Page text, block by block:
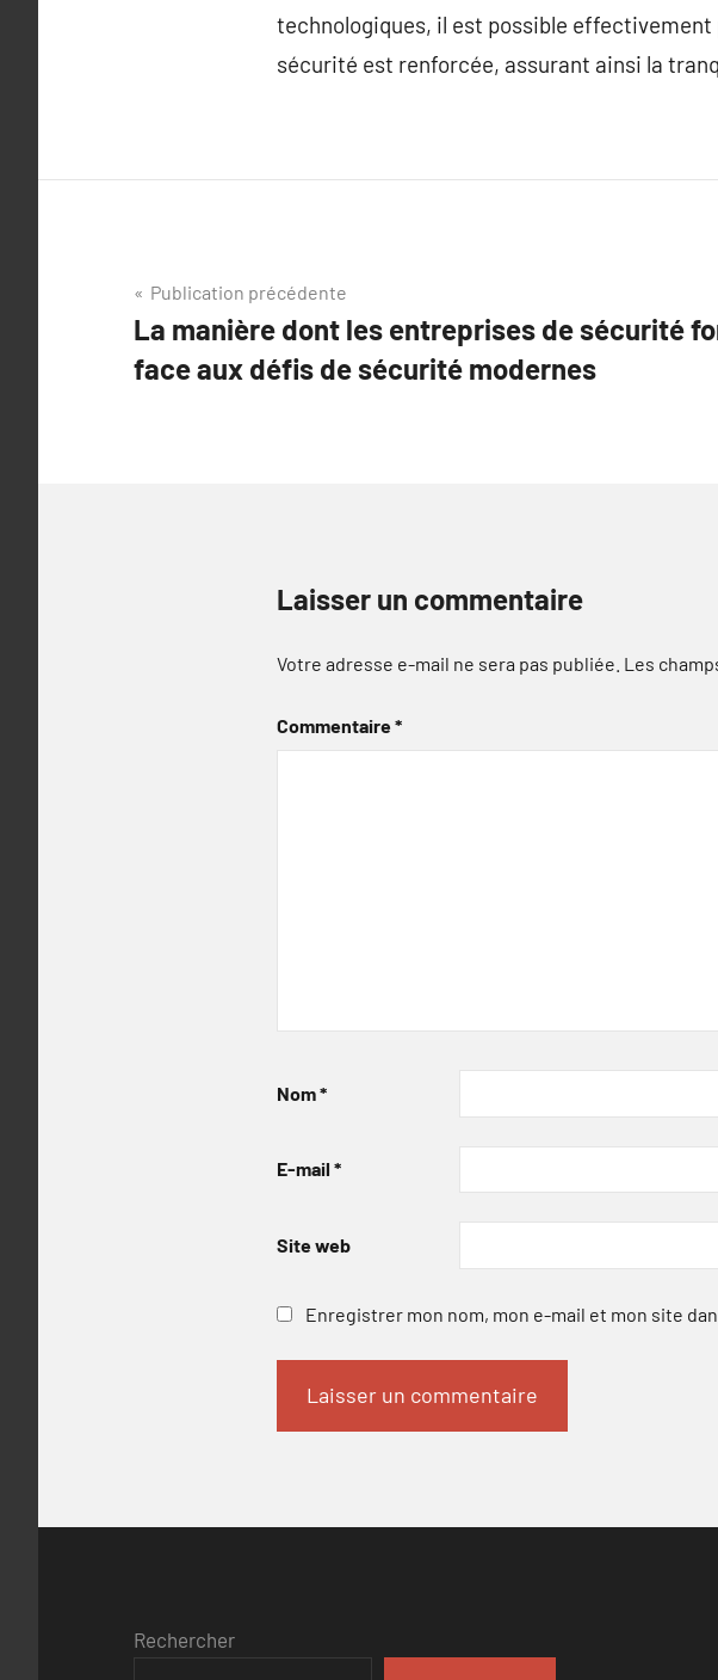
technologiques, il est possible
sécurité est renforcée, assurant ainsi la
Navigation
de
l’article
Publication précédente
La manière dont les entreprises de sécurité
face aux défis de sécurité modernes
Laisser un commentaire
Votre adresse e-mail ne sera pas publiée. Les
Commentaire*
Nom*
E-mail *
Site web
Enregistrer mon nom, mon e-mail et mon site
Rechercher